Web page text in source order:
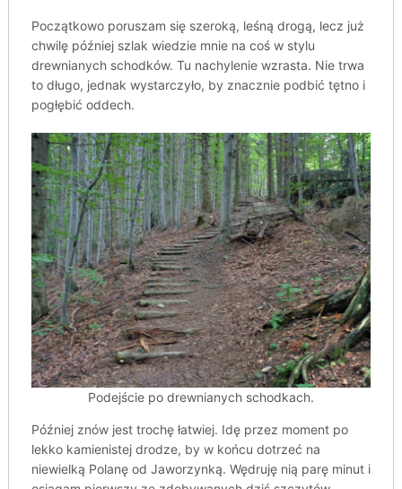
Początkowo poruszam się szeroką, leśną drogą, lecz już
chwilę później szlak wiedzie mnie na coś w stylu
drewnianych schodków. Tu nachylenie wzrasta. Nie trwa
to długo, jednak wystarczyło, by znacznie podbić tętno i
pogłębić oddech.
Podejście po drewnianych schodkach.
Później znów jest trochę łatwiej. Idę przez moment po
lekko kamienistej drodze, by w końcu dotrzeć na
niewielką Polanę od Jaworzynką. Wędruję nią parę minut i